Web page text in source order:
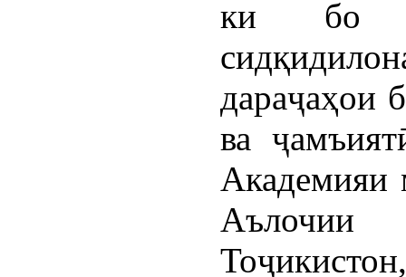
ки бо
дараҷаҳои
ва
Академияи